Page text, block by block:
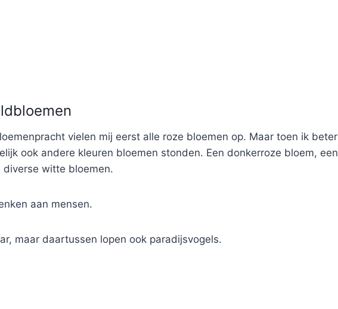
vielen mij eerst alle roze bloemen op. Maar toen ik beter
ook andere kleuren bloemen stonden. Een donkerroze bloem, een
witte bloemen.
aan mensen.
maar daartussen lopen ook paradijsvogels.